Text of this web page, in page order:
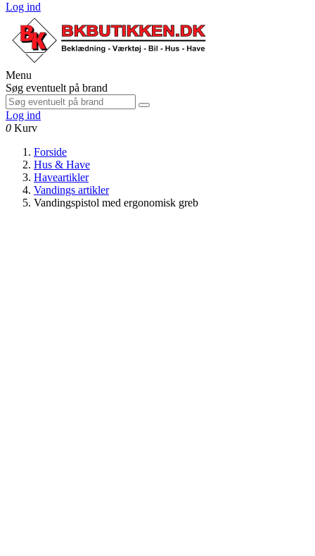
Log ind
Menu
Søg eventuelt på brand
Log ind
0 Kurv
Forside
Hus & Have
Haveartikler
Vandings artikler
Vandingspistol med ergonomisk greb